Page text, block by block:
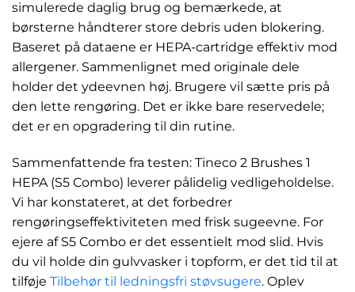
simulerede daglig brug og bemærkede, at
børsterne håndterer store debris uden blokering.
Baseret på dataene er HEPA-cartridge effektiv mod
allergener. Sammenlignet med originale dele
holder det ydeevnen høj. Brugere vil sætte pris på
den lette rengøring. Det er ikke bare reservedele;
det er en opgradering til din rutine.
Sammenfattende fra testen: Tineco 2 Brushes 1
HEPA (S5 Combo) leverer pålidelig vedligeholdelse.
Vi har konstateret, at det forbedrer
rengøringseffektiviteten med frisk sugeevne. For
ejere af S5 Combo er det essentielt mod slid. Hvis
du vil holde din gulvvasker i topform, er det tid til at
tilføje Tilbehør til ledningsfri støvsugere. Oplev